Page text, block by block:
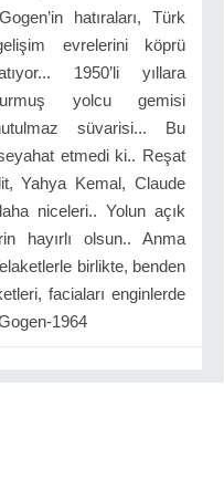
hatıraları, Türk
evrelerini köprü
1950’li yıllara
yolcu gemisi
süvarisi... Bu
etmedi ki.. Reşat
Yahya Kemal, Claude
niceleri.. Yolun açık
hayırlı olsun.. Anma
birlikte, benden
faciaları enginlerde
1964